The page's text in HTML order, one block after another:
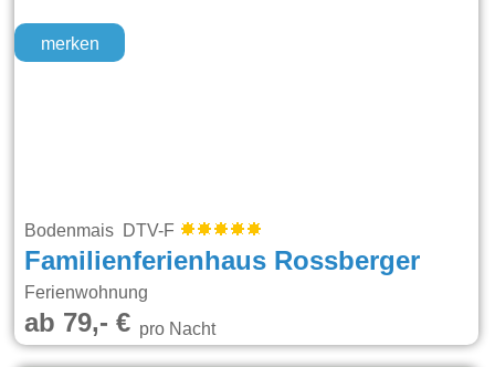
merken
Bodenmais DTV-F
Familienferienhaus Rossberger
Ferienwohnung
ab 79,- €pro Nacht